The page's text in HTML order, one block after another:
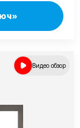
Видео обзор